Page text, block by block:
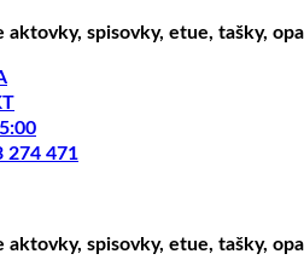
aktovky, spisovky, etue, tašky,
274 471
aktovky, spisovky, etue, tašky,